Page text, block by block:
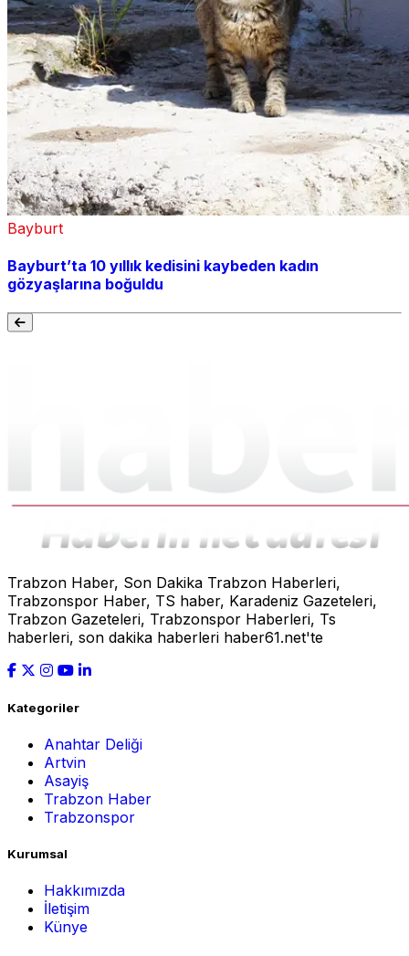
Bayburt
Bayburt’ta 10 yıllık kedisini kaybeden kadın
gözyaşlarına boğuldu
Trabzon Haber, Son Dakika Trabzon Haberleri,
Trabzonspor Haber, TS haber, Karadeniz Gazeteleri,
Trabzon Gazeteleri, Trabzonspor Haberleri, Ts
haberleri, son dakika haberleri haber61.net'te
Kategoriler
Anahtar Deliği
Artvin
Asayiş
Trabzon Haber
Trabzonspor
Kurumsal
Hakkımızda
İletişim
Künye